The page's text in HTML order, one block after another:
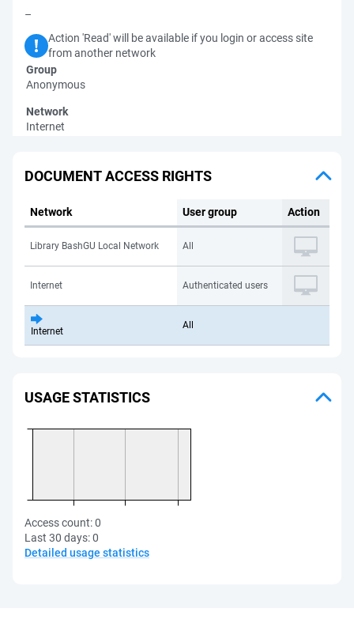
–
Action 'Read' will be available if you login or access site
from another network
Group
Anonymous
Network
Internet
DOCUMENT ACCESS RIGHTS
Network User group Action
Library BashGU Local Network All
Internet Authenticated users
Internet
All
USAGE STATISTICS
Access count:0
Last 30 days:0
Detailed usage statistics